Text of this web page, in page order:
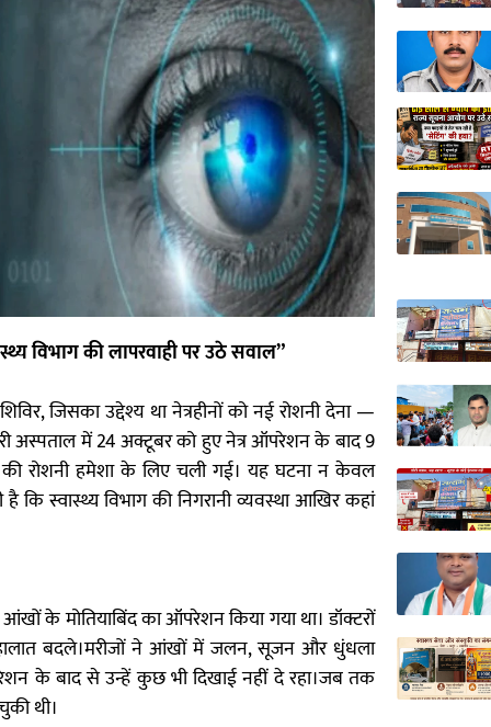
विभाग की लापरवाही पर उठे सवाल”
जिसका उद्देश्य था नेत्रहीनों को नई रोशनी देना —
अस्पताल में 24 अक्टूबर को हुए नेत्र ऑपरेशन के बाद 9
की रोशनी हमेशा के लिए चली गई। यह घटना न केवल
कि स्वास्थ्य विभाग की निगरानी व्यवस्था आखिर कहां
के मोतियाबिंद का ऑपरेशन किया गया था। डॉक्टरों
बदले।मरीजों ने आंखों में जलन, सूजन और धुंधला
के बाद से उन्हें कुछ भी दिखाई नहीं दे रहा।जब तक
थी।